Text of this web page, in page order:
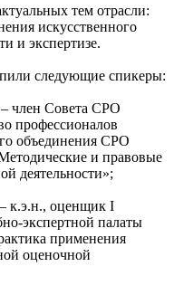
тем отрасли:
искусственного
и экспертизе.
следующие спикеры:
член Совета СРО
профессионалов
объединения СРО
и правовые
деятельности»;
к.э.н., оценщик I
экспертной палаты
применения
оценочной